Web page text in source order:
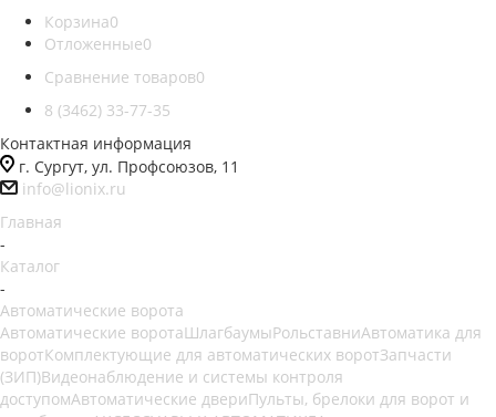
Корзина0
Отложенные0
Сравнение товаров0
8 (3462) 33-77-35
Контактная информация
г. Сургут, ул. Профсоюзов, 11
info@lionix.ru
Главная
-
Каталог
-
Автоматические ворота
Автоматические воротаШлагбаумыРольставниАвтоматика для
воротКомплектующие для автоматических воротЗапчасти
(ЗИП)Видеонаблюдение и системы контроля
доступомАвтоматические двериПульты, брелоки для ворот и